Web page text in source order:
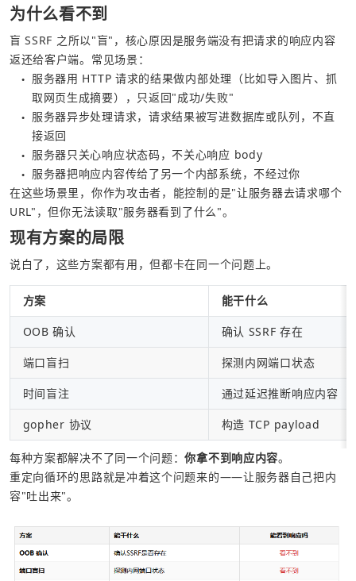
为什么看不到
盲 SSRF 之所以"盲"，核心原因是服务端没有把请求的响应内容
返还给客户端。常见场景：
●
服务器用 HTTP 请求的结果做内部处理（比如导入图片、抓
取网页生成摘要），只返回"成功/失败"
●
服务器异步处理请求，请求结果被写进数据库或队列，不直
接返回
● 服务器只关心响应状态码，不关心响应 body
●
服务器把响应内容传给了另一个内部系统，不经过你
在这些场景里，你作为攻击者，能控制的是"让服务器去请求哪个
URL"，但你无法读取"服务器看到了什么"。
现有方案的局限
说白了，这些方案都有用，但都卡在同一个问题上。
方案 能干什么
OOB 确认 确认 SSRF 存在
端口盲扫 探测内网端口状态
时间盲注 通过延迟推断响应内容
gopher 协议 构造 TCP payload
每种方案都解决不了同一个问题：你拿不到响应内容。
重定向循环的思路就是冲着这个问题来的——让服务器自己把内
容"吐出来"。